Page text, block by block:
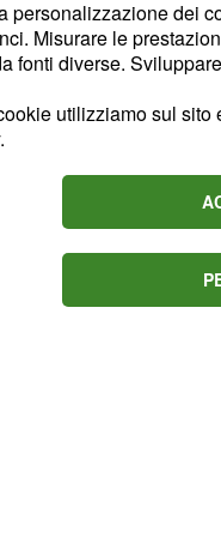
diciamo che
Yorkpuò mangiare
di pizza, cinese,
personalizzazione dei
Misurare le
fonti diverse.
utilizziamo sul
.